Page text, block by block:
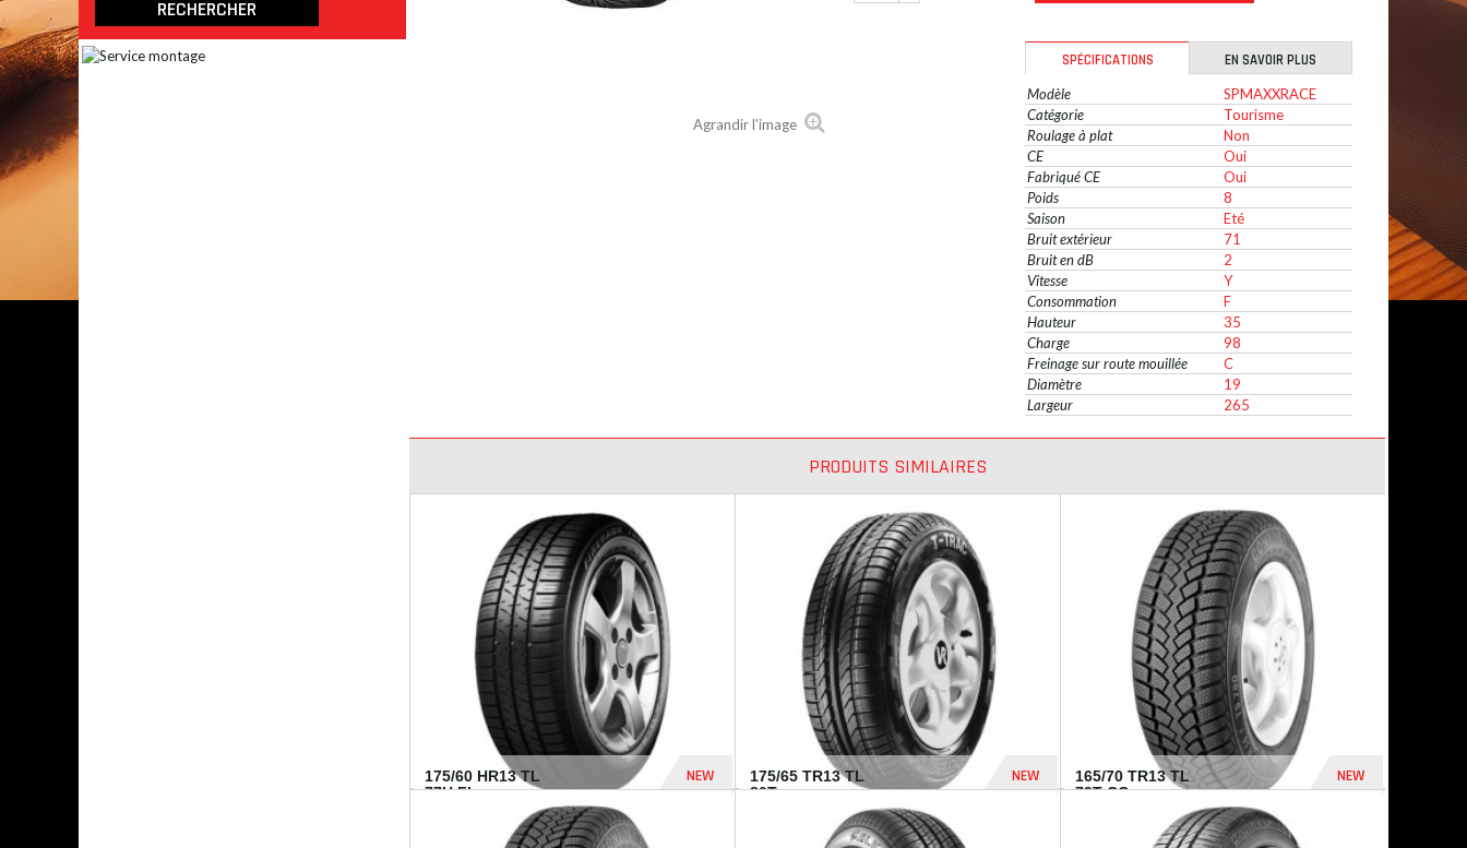
Agrandir l'image
SPÉCIFICATIONS
EN SAVOIR PLUS
Modèle
SPMAXXRACE
Catégorie
Tourisme
Roulage à plat
Non
CE
Oui
Fabriqué CE
Oui
Poids
8
Saison
Eté
Bruit extérieur
71
Bruit en dB
2
Vitesse
Y
Consommation
F
Hauteur
35
Charge
98
Freinage sur route mouillée
C
Diamètre
19
Largeur
265
PRODUITS SIMILAIRES
175/60 HR13 TL
77H FI...
NEW
175/65 TR13 TL
80T...
NEW
165/70 TR13 TL
79T CO...
NEW